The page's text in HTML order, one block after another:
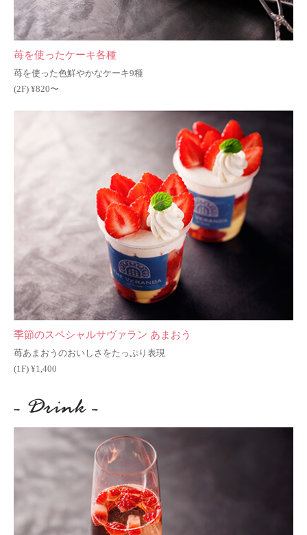
苺を使ったケーキ各種
苺を使った色鮮やかなケーキ9種
(2F) ¥820〜
季節のスペシャルサヴァラン あまおう
苺あまおうのおいしさをたっぷり表現
(1F) ¥1,400